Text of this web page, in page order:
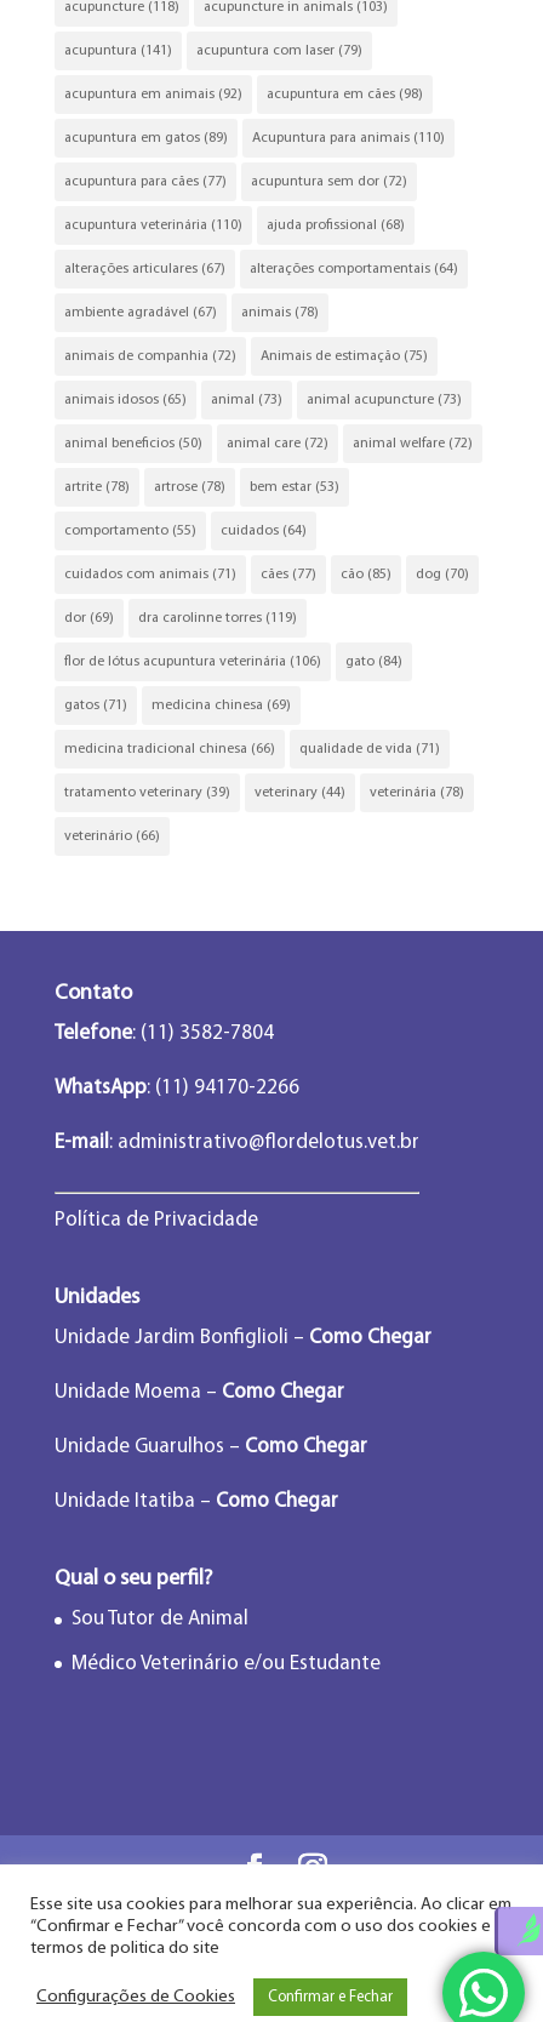
acupuncture(118) acupuncture in animals(103)
acupuntura (141) acupuntura com laser(79)
acupuntura em animais(92) acupuntura em cães(98)
acupuntura em gatos(89) Acupuntura para animais(110)
acupuntura para cães(77) acupuntura sem dor(72)
acupuntura veterinária (110) ajuda profissional (68)
alterações articulares(67) alterações comportamentais(64)
ambiente agradável (67) animais(78)
animais de companhia (72) Animais de estimação(75)
animais idosos(65) animal (73) animal acupuncture(73)
animal beneficios(50) animal care(72) animal welfare(72)
artrite(78) artrose(78) bem estar(53)
comportamento(55) cuidados(64)
cuidados com animais(71) cães(77) cão(85) dog (70)
dor(69) dra carolinne torres(119)
flor de lótus acupuntura veterinária (106) gato(84)
gatos(71) medicina chinesa (69)
medicina tradicional chinesa (66) qualidade de vida (71)
tratamento veterinary(39) veterinary(44) veterinária (78)
veterinário(66)
Contato
Telefone: (11) 3582-7804
WhatsApp: (11) 94170-2266
E-mail :administrativo@flordelotus.vet.br
Política de Privacidade
Unidades
Unidade Jardim Bonfiglioli – Como Chegar
Unidade Moema – Como Chegar
Unidade Guarulhos – Como Chegar
Unidade Itatiba – Como Chegar
Qual o seu perfil?
Sou Tutor de Animal
Médico Veterinário e/ou Estudante
Flor de Lótus Acupuntura Veterinária® - Desde
Esse site usa cookies para melhorar sua experiência. Ao clicar em
“Confirmar e Fechar” você concorda com o uso dos cookies e
termos de politica do site
Configurações de Cookies Confirmar e Fechar